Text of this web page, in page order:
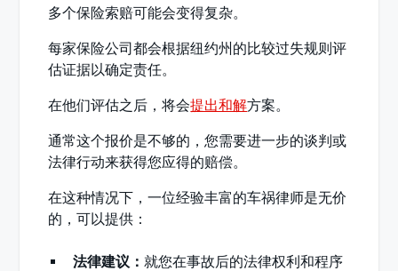
多个保险索赔可能会变得复杂。
每家保险公司都会根据纽约州的比较过失规则评
估证据以确定责任。
在他们评估之后，将会提出和解方案。
通常这个报价是不够的，您需要进一步的谈判或
法律行动来获得您应得的赔偿。
在这种情况下，一位经验丰富的车祸律师是无价
的，可以提供：
法律建议：就您在事故后的法律权利和程序